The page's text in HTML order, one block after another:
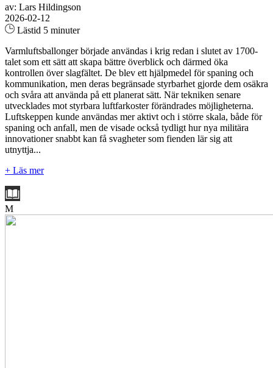
av: Lars Hildingson
2026-02-12
Lästid 5 minuter
Varmluftsballonger började användas i krig redan i slutet av 1700-
talet som ett sätt att skapa bättre överblick och därmed öka
kontrollen över slagfältet. De blev ett hjälpmedel för spaning och
kommunikation, men deras begränsade styrbarhet gjorde dem osäkra
och svåra att använda på ett planerat sätt. När tekniken senare
utvecklades mot styrbara luftfarkoster förändrades möjligheterna.
Luftskeppen kunde användas mer aktivt och i större skala, både för
spaning och anfall, men de visade också tydligt hur nya militära
innovationer snabbt kan få svagheter som fienden lär sig att
utnyttja...
+ Läs mer
M